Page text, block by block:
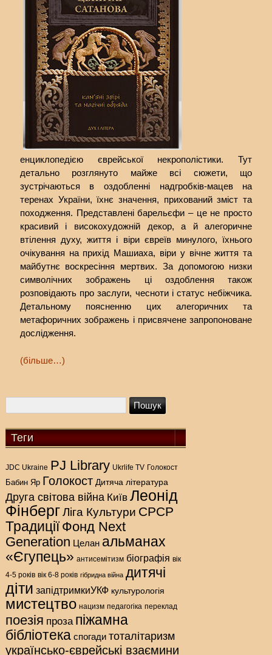
енциклопедією єврейської некрополістики. Тут
детально розглянуто майже всі сюжети, що
зустрічаються в оздобленні надгробків-мацев на
теренах України, їхнє значення, прихований зміст та
походження. Представлені барельєфи – це не просто
красивий і високохудожній декор, а й алегоричне
втілення духу, життя і віри євреїв минулого, їхнього
очікування на прихід Машиаха, віри у вічне життя та
майбутнє воскресіння мертвих. За допомогою низки
символічних зображень ці оздоблення також
розповідають про заслуги, чесноти і статус небіжчика.
Детальному поясненню цих алегоричних та
метафоричних зображень і присвячене запропоноване
дослідження.
(більше…)
Теги
JDC Ukraine PJ Library Ukrlife TV Голокост
Бабин Яр Голокост Дитяча література
Друга світова війна Київ Леонід
Фінберг Ліга Культури СРСР
ТрадиціїФонд Next
Generation Целан альманах
«Єгупець» антисемітизм біографія вік
4-5 років вік 6-8 років гібридна війна дитячі
діти запідтримкиУКФ культурологія
мистецтво нацизм педагогіка переклад
поезія проза піжамна
бібліотека спогади тоталітаризм
українсько-єврейські взаємини